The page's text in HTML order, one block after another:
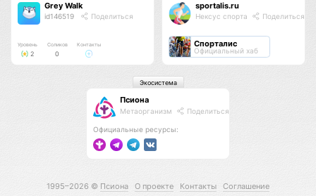
Grey Walk
id146519 Поделиться
Уровень
2
Соликов
0
Контакты
sportalis.ru
Нексус спорта Поделиться
Спорталис
Официальный хаб
Псиона
Метаорганизм Поделиться
Официальные ресурсы:
Экосистема
1995–2026 © Псиона О проекте Контакты Соглашение